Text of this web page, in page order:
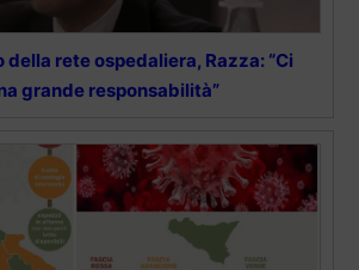
della rete ospedaliera, Razza: “Ci
grande responsabilità”